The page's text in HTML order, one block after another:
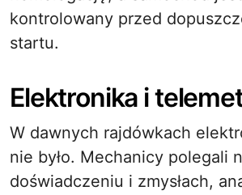
kontrolowany przed
startu.
Elektronika i
W dawnych rajdówkach
nie było. Mechanicy polegali
doświadczeniu i zmysłach,